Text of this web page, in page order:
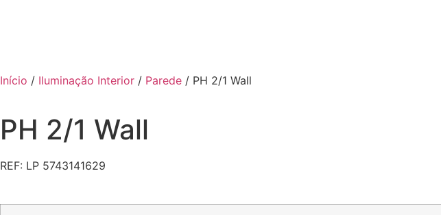
Início / Iluminação Interior / Parede / PH 2/1 Wall
PH 2/1 Wall
REF: LP 5743141629